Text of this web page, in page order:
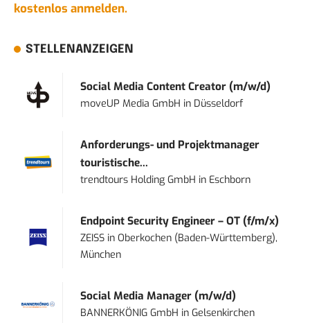
kostenlos anmelden.
STELLENANZEIGEN
Social Media Content Creator (m/w/d)
moveUP Media GmbH in Düsseldorf
Anforderungs- und Projektmanager
touristische...
trendtours Holding GmbH in Eschborn
Endpoint Security Engineer – OT (f/m/x)
ZEISS inOberkochen (Baden-Württemberg),
München
Social Media Manager (m/w/d)
BANNERKÖNIG GmbH inGelsenkirchen